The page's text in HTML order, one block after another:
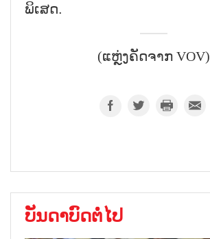
ພິເສດ.
(ແຫຼ່ງຄັດຈາກ VOV)
ບັນດາບົດຕໍ່ໄປ